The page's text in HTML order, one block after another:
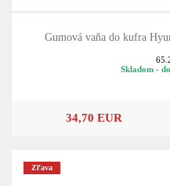
Gumová vaňa do kufra
Skladom -
34,70 EUR
Zľava